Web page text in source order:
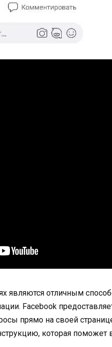
являются отличным
Facebook
прямо на своей
которая поможет